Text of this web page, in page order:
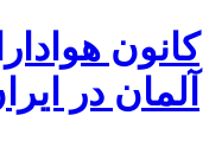
کانون
آلمان در